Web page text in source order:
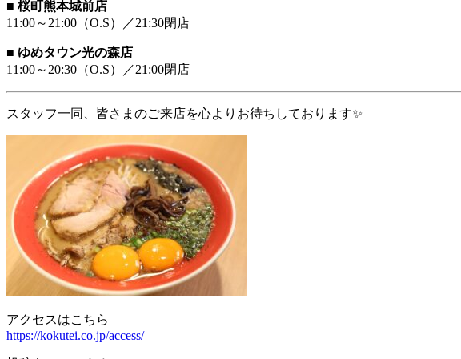
■ 桜町熊本城前店
11:00～21:00（O.S）／21:30閉店
■ ゆめタウン光の森店
11:00～20:30（O.S）／21:00閉店
スタッフ一同、皆さまのご来店を心よりお待ちしております✨
アクセスはこちら
https://kokutei.co.jp/access/